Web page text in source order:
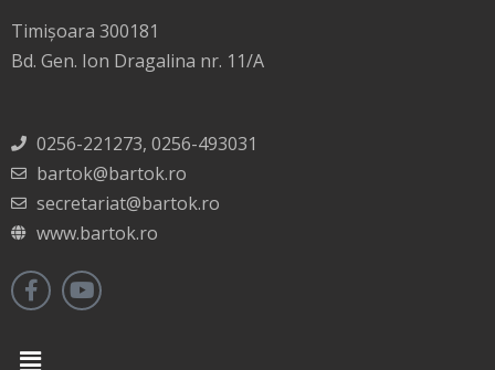
Timișoara 300181
Bd. Gen. Ion Dragalina nr. 11/A
0256-221273, 0256-493031
bartok@bartok.ro
secretariat@bartok.ro
www.bartok.ro
Menu